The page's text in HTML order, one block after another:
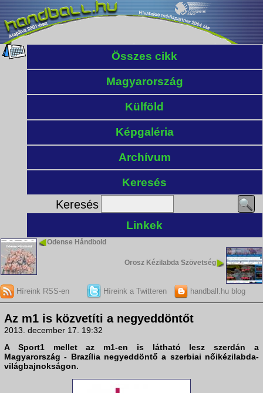
Összes cikk
Magyarország
Külföld
Képgaléria
Archívum
Keresés
Keresés
Linkek
Odense Håndbold
Orosz Kézilabda Szövetség
Híreink RSS-en Híreink a Twitteren handball.hu blog
Az m1 is közvetíti a negyeddöntőt
2013. december 17. 19:32
A Sport1 mellet az m1-en is látható lesz szerdán a
Magyarország - Brazílianegyeddöntő a szerbiai nőikézilabda-
világbajnokságon.